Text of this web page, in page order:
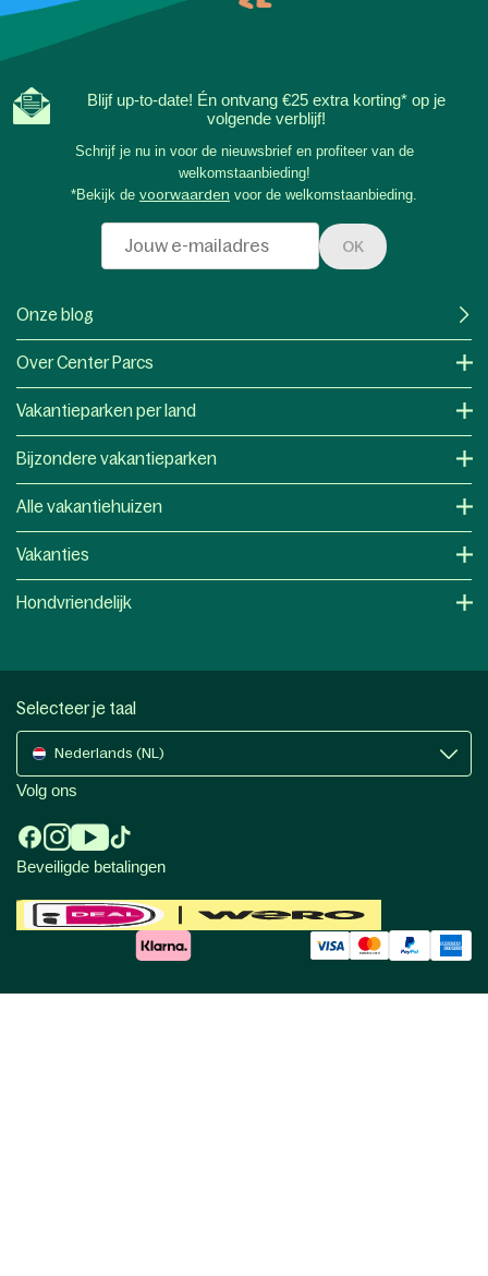
Blijf up-to-date! Én ontvang €25 extra korting* op je
volgende verblijf!
Schrijf je nu in voor de nieuwsbrief en profiteer van de
welkomstaanbieding!
*Bekijk de voorwaarden voor de welkomstaanbieding.
OK
Onze blog
Over Center Parcs
Vakantieparken per land
Bijzondere vakantieparken
Alle vakantiehuizen
Vakanties
Hondvriendelijk
Selecteer je taal
Nederlands (NL)
Volg ons
Beveiligde betalingen